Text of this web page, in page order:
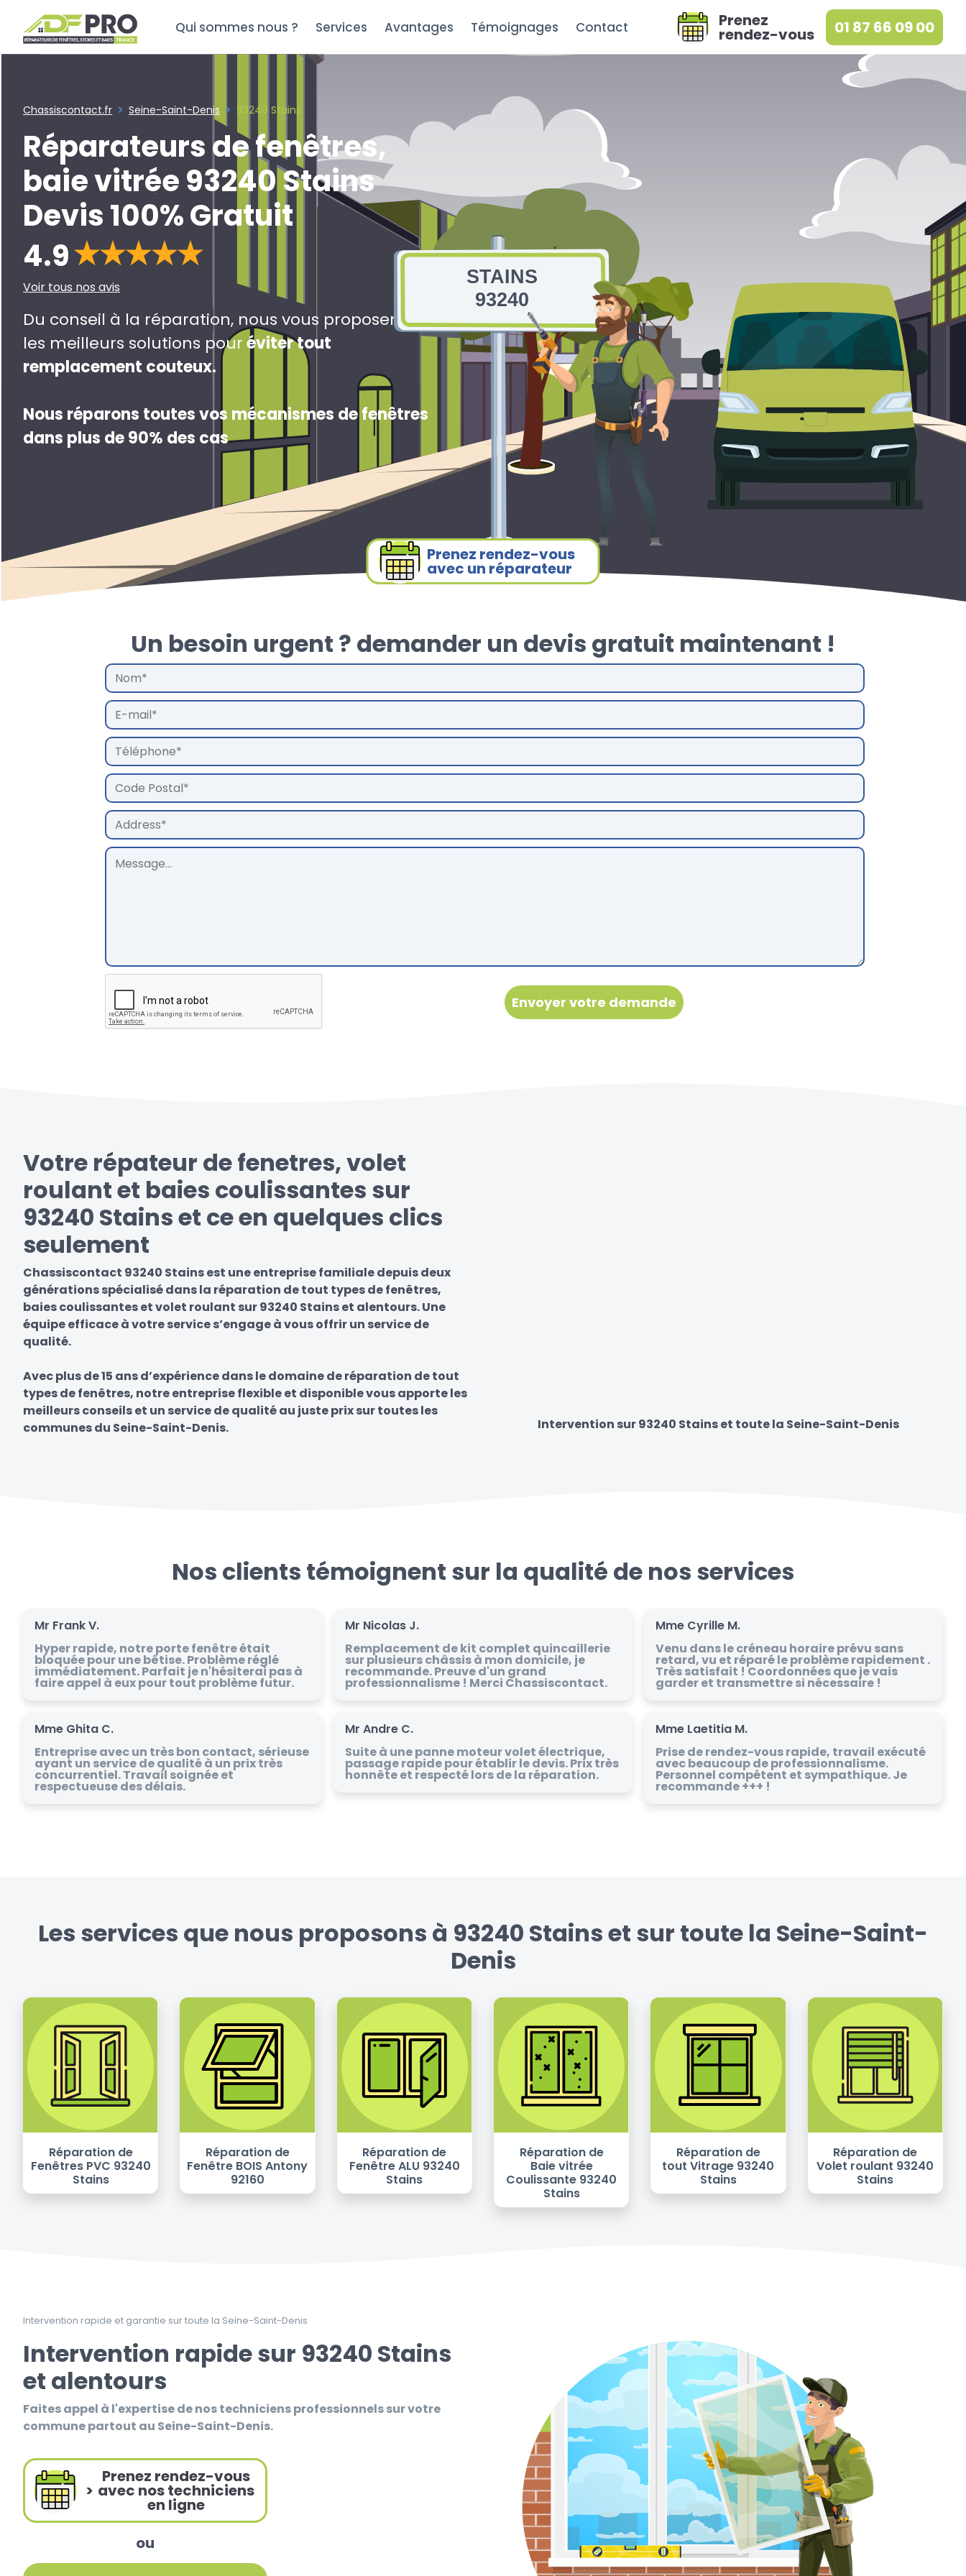
Qui sommes nous ? Services Avantages Témoignages Contact Prenez
rendez-vous 01 87 66 09 00
Chassiscontact.fr Seine-Saint-Denis 93240 Stains
Réparateurs de fenêtres,
baie vitrée 93240 Stains
Devis 100% Gratuit
4.9
Voir tous nos avis
Du conseil à la réparation, nous vous proposerons
les meilleurs solutions pouréviter tout
remplacement couteux.
Nous réparons toutes vos mécanismes de fenêtres
dans plus de 90% des cas
STAINS
93240
Prenez rendez-vous
avec un réparateur
Un besoin urgent ? demander un devis gratuit maintenant !
Votre répateur de fenetres, volet
roulant et baies coulissantes sur
93240 Stains et ce en quelques clics
seulement
Chassiscontact 93240 Stains est une entreprise familiale depuis deux
générations spécialisé dans la réparation de tout types de fenêtres,
baies coulissantes et volet roulant sur 93240 Stains et alentours. Une
équipe efficace à votre service s’engage à vous offrir un service de
qualité.
Avec plus de 15 ans d’expérience dans le domaine de réparation de tout
types de fenêtres, notre entreprise flexible et disponible vous apporte les
meilleurs conseils et un service de qualité au juste prix sur toutes les
communes du Seine-Saint-Denis.
Intervention sur 93240 Stains et toute la Seine-Saint-Denis
Nos clients témoignent sur la qualité de nos services
Mr Frank V.
Hyper rapide, notre porte fenêtre était
bloquée pour une bêtise. Problème réglé
immédiatement. Parfait je n'hésiterai pas à
faire appel à eux pour tout problème futur.
Mr Nicolas J.
Remplacement de kit complet quincaillerie
sur plusieurs châssis à mon domicile, je
recommande. Preuve d'un grand
professionnalisme ! Merci Chassiscontact.
Mme Cyrille M.
Venu dans le créneau horaire prévu sans
retard, vu et réparé le problème rapidement .
Très satisfait ! Coordonnées que je vais
garder et transmettre si nécessaire !
Mme Ghita C.
Entreprise avec un très bon contact, sérieuse
ayant un service de qualité à un prix très
concurrentiel. Travail soignée et
respectueuse des délais.
Mr Andre C.
Suite à une panne moteur volet électrique,
passage rapide pour établir le devis. Prix très
honnête et respecté lors de la réparation.
Mme Laetitia M.
Prise de rendez-vous rapide, travail exécuté
avec beaucoup de professionnalisme.
Personnel compétent et sympathique. Je
recommande +++ !
Les services que nous proposons à 93240 Stains et sur toute la Seine-Saint-
Denis
Réparation de
Fenêtres PVC 93240
Stains
Réparation de
Fenêtre BOIS Antony
92160
Réparation de
Fenêtre ALU 93240
Stains
Réparation de
Baie vitrée
Coulissante 93240
Stains
Réparation de
tout Vitrage 93240
Stains
Réparation de
Volet roulant 93240
Stains
Intervention rapide et garantie sur toute la Seine-Saint-Denis
Intervention rapide sur 93240 Stains
et alentours
Faites appel à l'expertise de nos techniciens professionnels sur votre
commune partout au Seine-Saint-Denis.
>
Prenez rendez-vous
avec nos techniciens
en ligne
ou